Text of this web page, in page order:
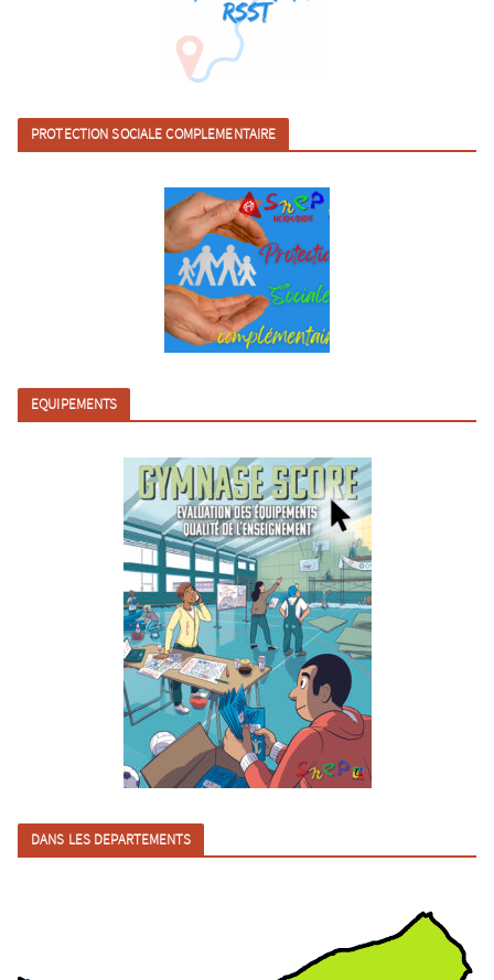
PROTECTION SOCIALE COMPLEMENTAIRE
EQUIPEMENTS
DANS LES DEPARTEMENTS